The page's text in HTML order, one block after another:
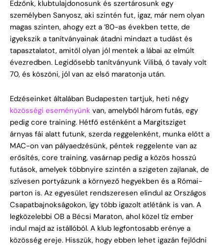
Edzőnk, klubtulajdonosunk és szertárosunk egy
személyben Sanyosz, aki szintén fut, igaz, már nem olyan
magas szinten, ahogy ezt a ’80-as években tette, de
igyekszik a tanítványainak átadni mindazt a tudást és
tapasztalatot, amitől olyan jól mentek a lábai az elmúlt
évezredben. Legidősebb tanítványunk Vilibá, ő tavaly volt
70, és köszöni, jól van az első maratonja után.
Edzéseinket általában Budapesten tartjuk, heti négy
közösségi eseményünk van, amelyből három futás, egy
pedig core training. Hétfő esténként a Margitsziget
árnyas fái alatt futunk, szerda reggelenként, munka előtt a
MAC-on van pályaedzésünk, péntek reggelente van az
erősítés, core training, vasárnap pedig a közös hosszú
futások, amelyek többnyire szintén a szigeten zajlanak, de
szívesen portyázunk a környező hegyekben és a Római-
parton is. Az egyesület rendszeresen elindul az Országos
Csapatbajnokságokon, így több igazolt atlétánk is van. A
legközelebbi OB a Bécsi Maraton, ahol közel tíz ember
indul majd az istállóból. A klub legfontosabb erénye a
közösség ereje. Hisszük, hogy ebben lehet igazán fejlődni